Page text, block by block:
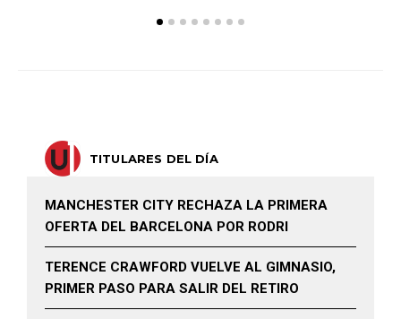
TITULARES DEL DÍA
MANCHESTER CITY RECHAZA LA PRIMERA
OFERTA DEL BARCELONA POR RODRI
TERENCE CRAWFORD VUELVE AL GIMNASIO,
PRIMER PASO PARA SALIR DEL RETIRO